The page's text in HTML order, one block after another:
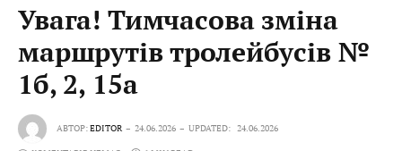
Увага! Тимчасова зміна
маршрутів тролейбусів №
1б, 2, 15а
АВТОР:EDITOR 24.06.2026 UPDATED: 24.06.2026